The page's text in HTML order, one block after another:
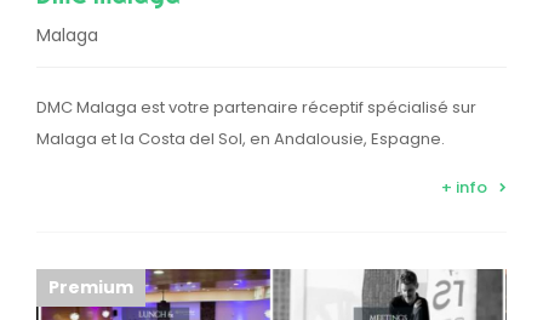
Malaga
DMC Malaga est votre partenaire réceptif spécialisé sur
Malaga et la Costa del Sol, en Andalousie, Espagne.
+ info
Premium